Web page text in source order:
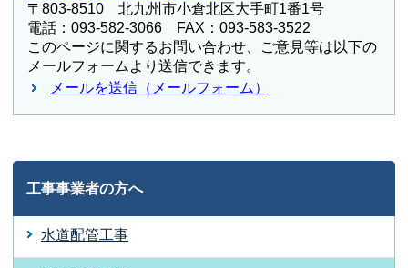
〒803-8510 北九州市小倉北区大手町1番1号
電話：093-582-3066 FAX：093-583-3522
このページに関するお問い合わせ、ご意見等は以下の
メールフォームより送信できます。
メールを送信（メールフォーム）
工事事業者の方へ
水道配管工事